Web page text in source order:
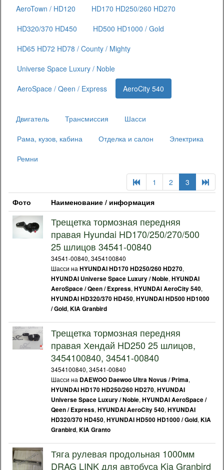
AeroTown / HD120
HD170 HD250/260 HD270
HD320/370 HD450
HD500 HD1000 / Gold
HD65 HD72 HD78 / County / Mighty
Universe Space Luxury / Noble
AeroSpace / Qeen / Express
AeroCity 540
Двигатель Трансмиссия
Шасси
Рама, кузов, кабина
Отделка и салон
Электрика
Ремни
1 2
3
Фото
Наименование / информация
Трещетка тормозная передняя
правая Hyundai HD170/250/270/500
25 шлицов 34541-00840
34541-00840, 3454100840
Шасси на HYUNDAI HD170 HD250/260 HD270,
HYUNDAI Universe Space Luxury / Noble, HYUNDAI
AeroSpace / Qeen / Express, HYUNDAI AeroCity 540,
HYUNDAI HD320/370 HD450, HYUNDAI HD500 HD1000
/ Gold, KIA Granbird
Трещетка тормозная передняя
правая Хендай HD250 25 шлицов,
3454100840, 34541-00840
3454100840, 34541-00840
Шасси на DAEWOO Daewoo Ultra Novus / Prima,
HYUNDAI HD170 HD250/260 HD270, HYUNDAI
Universe Space Luxury / Noble, HYUNDAI AeroSpace /
Qeen / Express, HYUNDAI AeroCity 540, HYUNDAI
HD320/370 HD450, HYUNDAI HD500 HD1000 / Gold, KIA
Granbird, KIA Granto
Тяга рулевая продольная 1000мм
DRAG LINK для автобуса Kia Granbird